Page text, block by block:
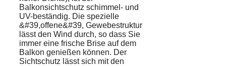
Balkonsichtschutz schimmel- und
UV-beständig. Die spezielle
&#39,offene&#39, Gewebestruktur
lässt den Wind durch, so dass Sie
immer eine frische Brise auf dem
Balkon genießen können. Der
Sichtschutz lässt sich mit den